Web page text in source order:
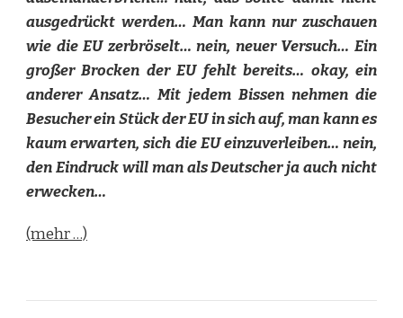
ausgedrückt werden… Man kann nur zuschauen
wie die EU zerbröselt… nein, neuer Versuch… Ein
großer Brocken der EU fehlt bereits… okay, ein
anderer Ansatz… Mit jedem Bissen nehmen die
Besucher ein Stück der EU in sich auf, man kann es
kaum erwarten, sich die EU einzuverleiben… nein,
den Eindruck will man als Deutscher ja auch nicht
erwecken…
(mehr …)